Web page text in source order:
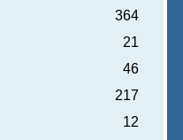
364
21
46
217
12